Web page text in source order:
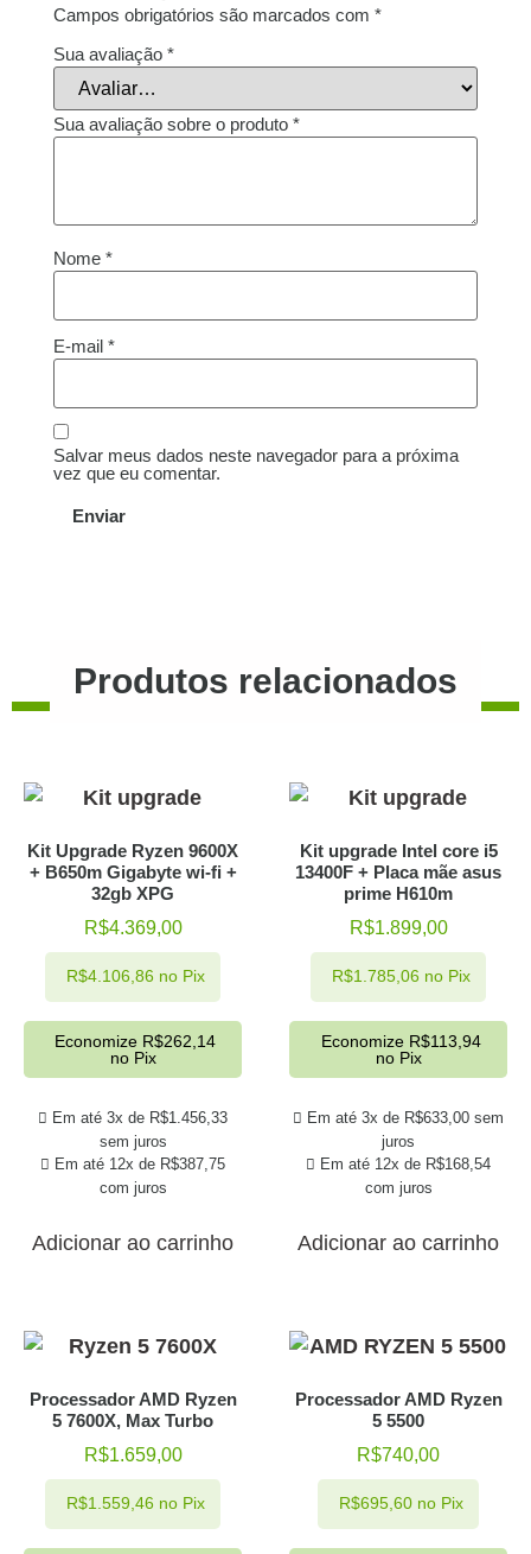
Campos obrigatórios são marcados com *
Sua avaliação *
Sua avaliação sobre o produto *
Nome *
E-mail *
Salvar meus dados neste navegador para a próxima
vez que eu comentar.
Produtos relacionados
Kit Upgrade Ryzen 9600X
+ B650m Gigabyte wi-fi +
32gb XPG
R$4.369,00
Em até 3x de R$1.456,33
sem juros
Em até 12x de R$387,75
com juros
R$4.106,86 no Pix
Economize R$262,14
no Pix
Adicionar ao carrinho
Kit upgrade Intel core i5
13400F + Placa mãe asus
prime H610m
R$1.899,00
Em até 3x de R$633,00 sem
juros
Em até 12x de R$168,54
com juros
R$1.785,06 no Pix
Economize R$113,94
no Pix
Adicionar ao carrinho
Processador AMD Ryzen
5 7600X, Max Turbo
R$1.659,00
R$1.559,46 no Pix
Processador AMD Ryzen
5 5500
R$740,00
R$695,60 no Pix